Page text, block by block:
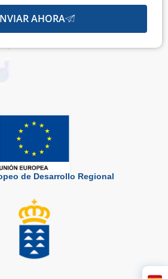
AHORA
de Desarrollo Regional